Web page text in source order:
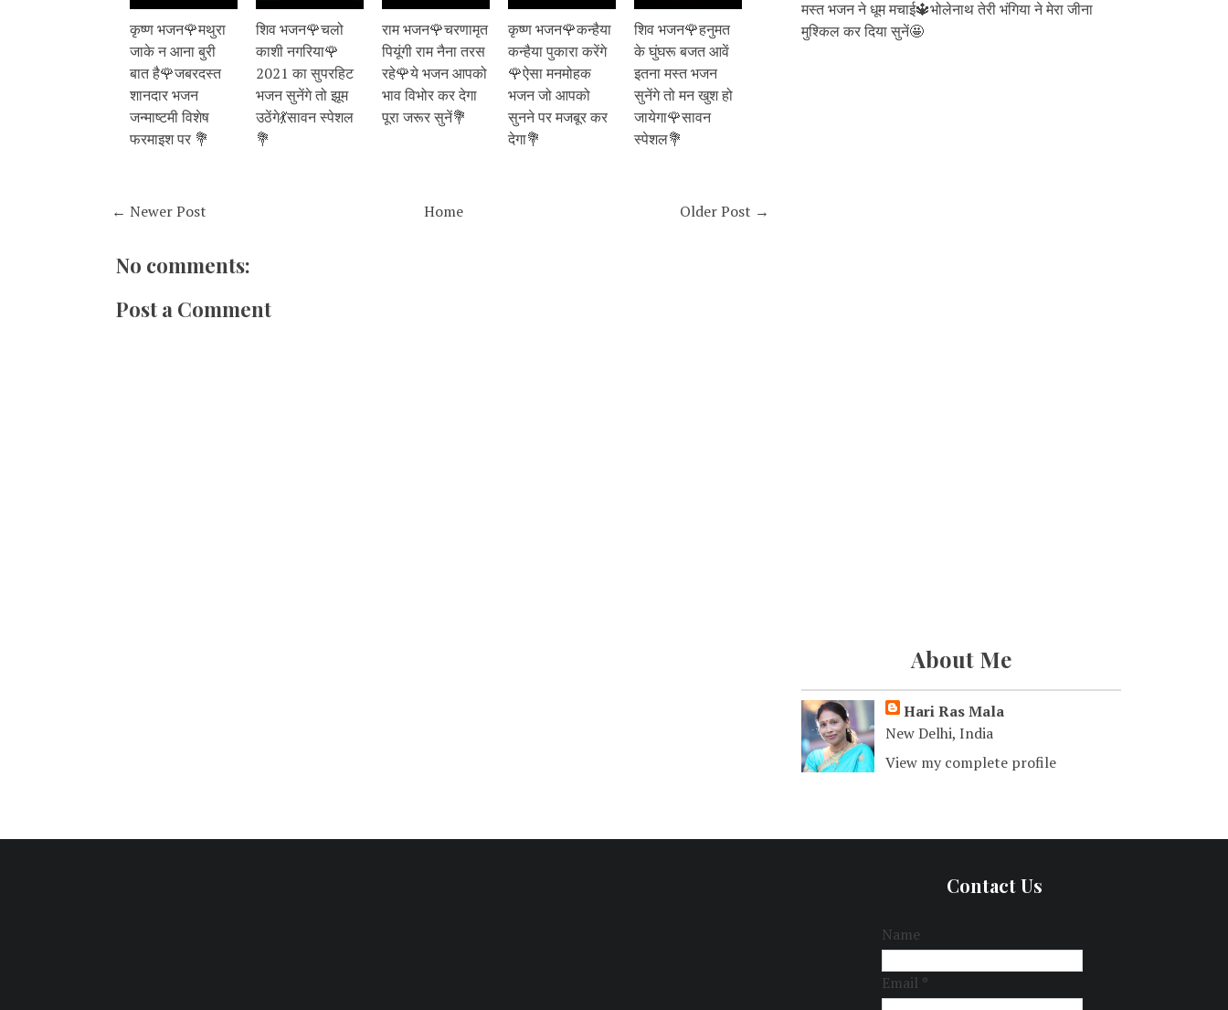
कृष्ण भजन🌹मथुरा
जाके न आना बुरी
बात है🌹जबरदस्त
शानदार भजन
जन्माष्टमी विशेष
फरमाइश पर 💐
शिव भजन🌹चलो
काशी नगरिया🌹
2021 का सुपरहिट
भजन सुनेंगे तो झूम
उठेंगे💃सावन स्पेशल
💐
राम भजन🌹चरणामृत
पियूंगी राम नैना तरस
रहे🌹ये भजन आपको
भाव विभोर कर देगा
पूरा जरूर सुनें💐
कृष्ण भजन🌹कन्हैया
कन्हैया पुकारा करेंगे
🌹ऐसा मनमोहक
भजन जो आपको
सुनने पर मजबूर कर
देगा💐
शिव भजन🌹हनुमत
के घुंघरू बजत आवें
इतना मस्त भजन
सुनेंगे तो मन खुश हो
जायेगा🌹सावन
स्पेशल💐
← Newer Post Older Post →
Home
No comments:
Post a Comment
मस्त भजन ने धूम मचाई🔱भोलेनाथ तेरी भंगिया ने मेरा जीना
मुश्किल कर दिया सुनें🤩
About Me
Hari Ras Mala
New Delhi, India
View my complete profile
Contact Us
Name
Email *